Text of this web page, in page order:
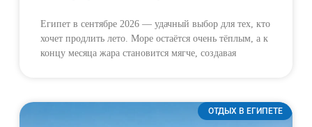
Египет в сентябре 2026 — удачный выбор для тех, кто
хочет продлить лето. Море остаётся очень тёплым, а к
концу месяца жара становится мягче, создавая
ОТДЫХ В ЕГИПЕТЕ